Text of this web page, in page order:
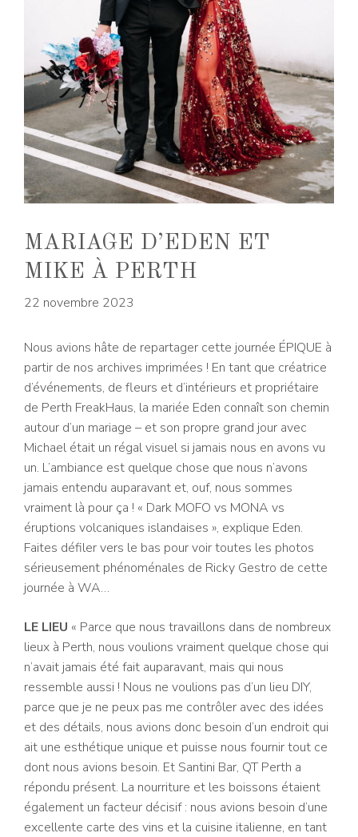
MARIAGE D’EDEN ET
MIKE À PERTH
22 novembre 2023
Nous avions hâte de repartager cette journée ÉPIQUE à
partir de nos archives imprimées ! En tant que créatrice
d’événements, de fleurs et d’intérieurs et propriétaire
de Perth FreakHaus, la mariée Eden connaît son chemin
autour d’un mariage – et son propre grand jour avec
Michael était un régal visuel si jamais nous en avons vu
un. L’ambiance est quelque chose que nous n’avons
jamais entendu auparavant et, ouf, nous sommes
vraiment là pour ça ! « Dark MOFO vs MONA vs
éruptions volcaniques islandaises », explique Eden.
Faites défiler vers le bas pour voir toutes les photos
sérieusement phénoménales de Ricky Gestro de cette
journée à WA…
LE LIEU « Parce que nous travaillons dans de nombreux
lieux à Perth, nous voulions vraiment quelque chose qui
n’avait jamais été fait auparavant, mais qui nous
ressemble aussi ! Nous ne voulions pas d’un lieu DIY,
parce que je ne peux pas me contrôler avec des idées
et des détails, nous avions donc besoin d’un endroit qui
ait une esthétique unique et puisse nous fournir tout ce
dont nous avions besoin. Et Santini Bar, QT Perth a
répondu présent. La nourriture et les boissons étaient
également un facteur décisif : nous avions besoin d’une
excellente carte des vins et la cuisine italienne, en tant